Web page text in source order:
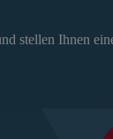
stellen Ihnen